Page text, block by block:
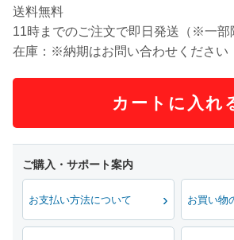
送料無料
11時までのご注文で即日発送（※一部
在庫：※納期はお問い合わせください
カートに入れ
お支払い方法について お買い物